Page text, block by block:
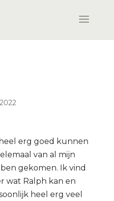
erg goed kunnen
van al mijn
gekomen. Ik vind
wat Ralph kan en
heel erg veel